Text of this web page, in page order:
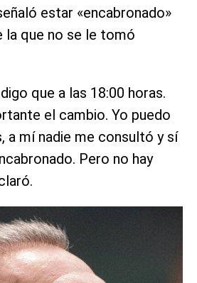
estar «encabronado»
la que no se le tomó
que a las 18:00 horas.
el cambio. Yo puedo
a mí nadie me consultó y sí
Pero no hay